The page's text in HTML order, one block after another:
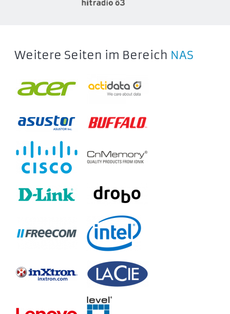
Weitere Seiten im Bereich NAS